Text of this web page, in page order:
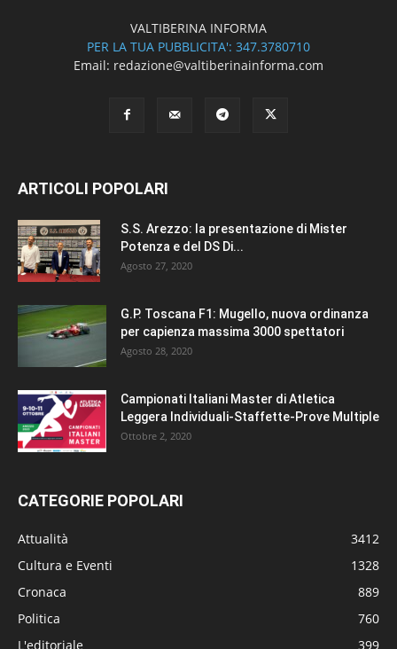
VALTIBERINA INFORMA
PER LA TUA PUBBLICITA': 347.3780710
Email: redazione@valtiberinainforma.com
ARTICOLI POPOLARI
S.S. Arezzo: la presentazione di Mister
Potenza e del DS Di...
Agosto 27, 2020
G.P. Toscana F1: Mugello, nuova ordinanza
per capienza massima 3000 spettatori
Agosto 28, 2020
Campionati Italiani Master di Atletica
Leggera Individuali-Staffette-Prove Multiple
Ottobre 2, 2020
CATEGORIE POPOLARI
Attualità
3412
Cultura e Eventi
1328
Cronaca
889
Politica
760
L'editoriale
399